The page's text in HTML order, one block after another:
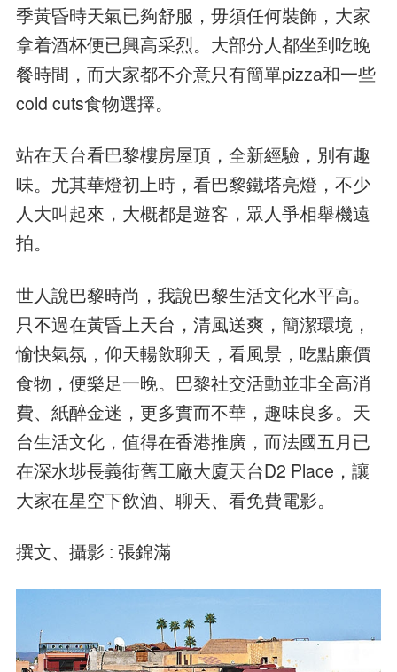
季黃昏時天氣已夠舒服，毋須任何裝飾，大家
拿着酒杯便已興高采烈。大部分人都坐到吃晚
餐時間，而大家都不介意只有簡單pizza和一些
cold cuts食物選擇。
站在天台看巴黎樓房屋頂，全新經驗，別有趣
味。尤其華燈初上時，看巴黎鐵塔亮燈，不少
人大叫起來，大概都是遊客，眾人爭相舉機遠
拍。
世人說巴黎時尚，我說巴黎生活文化水平高。
只不過在黃昏上天台，清風送爽，簡潔環境，
愉快氣氛，仰天輰飲聊天，看風景，吃點廉價
食物，便樂足一晚。巴黎社交活動並非全高消
費、紙醉金迷，更多實而不華，趣味良多。天
台生活文化，值得在香港推廣，而法國五月已
在深水埗長義街舊工廠大廈天台D2 Place，讓
大家在星空下飲酒、聊天、看免費電影。
撰文、攝影 : 張錦滿